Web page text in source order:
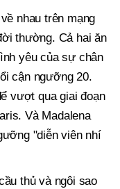
nhau trên mạng
thường. Cả hai ăn
yêu của sự chân
cận ngưỡng 20.
vượt qua giai đoạn
Và Madalena
"diễn viên nhí
thủ và ngôi sao